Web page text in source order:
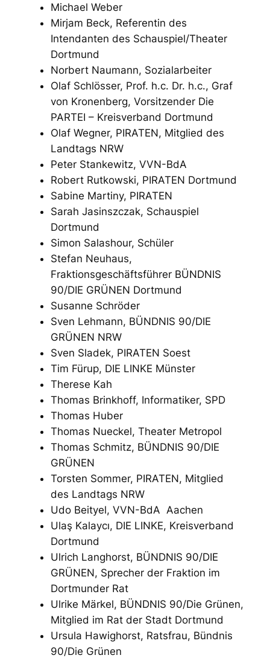
Michael Weber
Mirjam Beck, Referentin des
Intendanten des Schauspiel/Theater
Dortmund
Norbert Naumann, Sozialarbeiter
Olaf Schlösser, Prof. h.c. Dr. h.c., Graf
von Kronenberg, Vorsitzender Die
PARTEI – Kreisverband Dortmund
Olaf Wegner, PIRATEN, Mitglied des
Landtags NRW
Peter Stankewitz, VVN-BdA
Robert Rutkowski, PIRATEN Dortmund
Sabine Martiny, PIRATEN
Sarah Jasinszczak, Schauspiel
Dortmund
Simon Salashour, Schüler
Stefan Neuhaus,
Fraktionsgeschäftsführer BÜNDNIS
90/DIE GRÜNEN Dortmund
Susanne Schröder
Sven Lehmann, BÜNDNIS 90/DIE
GRÜNEN NRW
Sven Sladek, PIRATEN Soest
Tim Fürup, DIE LINKE Münster
Therese Kah
Thomas Brinkhoff, Informatiker, SPD
Thomas Huber
Thomas Nueckel, Theater Metropol
Thomas Schmitz, BÜNDNIS 90/DIE
GRÜNEN
Torsten Sommer, PIRATEN, Mitglied
des Landtags NRW
Udo Beityel, VVN-BdA Aachen
Ulaş Kalaycı, DIE LINKE, Kreisverband
Dortmund
Ulrich Langhorst, BÜNDNIS 90/DIE
GRÜNEN, Sprecher der Fraktion im
Dortmunder Rat
Ulrike Märkel, BÜNDNIS 90/Die Grünen,
Mitglied im Rat der Stadt Dortmund
Ursula Hawighorst, Ratsfrau, Bündnis
90/Die Grünen